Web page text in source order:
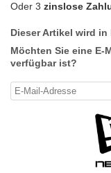
Oder 3 zinslose
Dieser Artikel wird
Möchten Sie eine E-
verfügbar ist?